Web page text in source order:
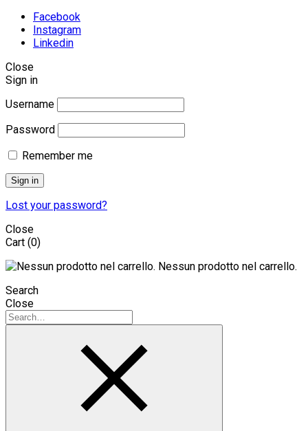
Facebook
Instagram
Linkedin
Close
Sign in
Username
Password
Remember me
Sign in
Lost your password?
Close
Cart (0)
Nessun prodotto nel carrello.
Search
Close